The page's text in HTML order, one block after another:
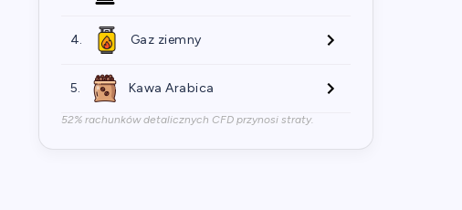
4. Gaz ziemny
5. Kawa Arabica
52% rachunków detalicznych CFD przynosi straty.